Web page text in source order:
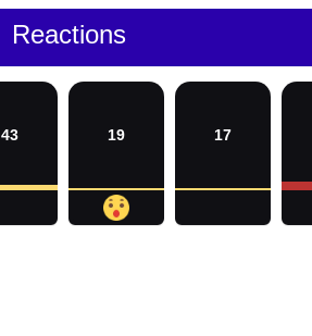
Reactions
43 19 17